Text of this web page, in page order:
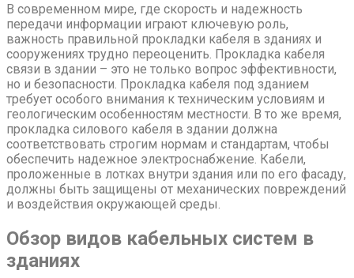
В современном мире, где скорость и надежность
передачи информации играют ключевую роль,
важность правильной прокладки кабеля в зданиях и
сооружениях трудно переоценить. Прокладка кабеля
связи в здании – это не только вопрос эффективности,
но и безопасности. Прокладка кабеля под зданием
требует особого внимания к техническим условиям и
геологическим особенностям местности. В то же время,
прокладка силового кабеля в здании должна
соответствовать строгим нормам и стандартам, чтобы
обеспечить надежное электроснабжение. Кабели,
проложенные в лотках внутри здания или по его фасаду,
должны быть защищены от механических повреждений
и воздействия окружающей среды.
Обзор видов кабельных систем в
зданиях